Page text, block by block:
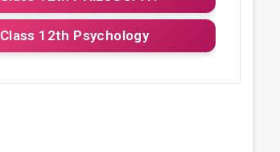
Class 12th Psychology